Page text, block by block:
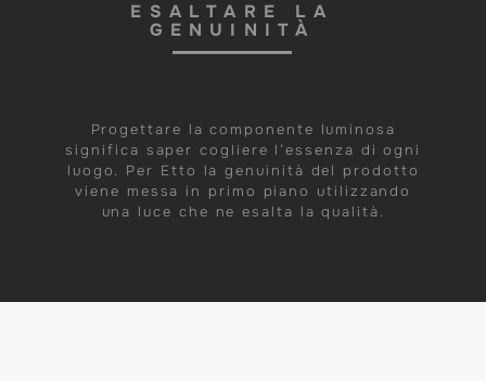
ESALTARE LA
GENUINITÀ
Progettare la componente luminosa
significa saper cogliere l’essenza di ogni
luogo. Per Etto la genuinità del prodotto
viene messa in primo piano utilizzando
una luce che ne esalta la qualità.